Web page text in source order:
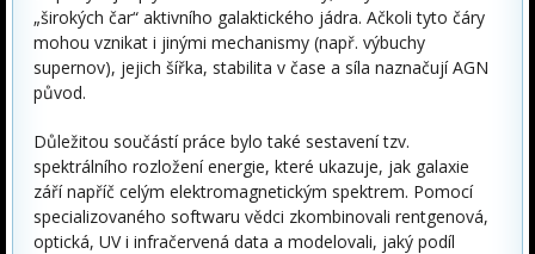
„širokých čar“ aktivního galaktického jádra. Ačkoli tyto čáry
mohou vznikat i jinými mechanismy (např. výbuchy
supernov), jejich šířka, stabilita v čase a síla naznačují AGN
původ.
Důležitou součástí práce bylo také sestavení tzv.
spektrálního rozložení energie, které ukazuje, jak galaxie
září napříč celým elektromagnetickým spektrem. Pomocí
specializovaného softwaru vědci zkombinovali rentgenová,
optická, UV i infračervená data a modelovali, jaký podíl